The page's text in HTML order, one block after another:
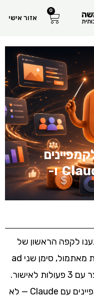
0עגלת
קניות
אזור אישי
ממומנים עם Claude Code ו-
לפני שהגענו לקפה הראשון של
הבוקר, Claude כבר עבר על תוצאות מאתמול, סימן שני ad
sets שדולפים תקציב והגיש דוח קצר עם 3 פעולות לאישור.
ככה נראית בפועל אוטומציה של קמפיינים עם Claude — לא